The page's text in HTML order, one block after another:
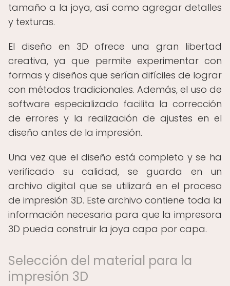
tamaño a la joya, así como agregar detalles
y texturas.
El diseño en 3D ofrece una gran libertad
creativa, ya que permite experimentar con
formas y diseños que serían difíciles de lograr
con métodos tradicionales. Además, el uso de
software especializado facilita la corrección
de errores y la realización de ajustes en el
diseño antes de la impresión.
Una vez que el diseño está completo y se ha
verificado su calidad, se guarda en un
archivo digital que se utilizará en el proceso
de impresión 3D. Este archivo contiene toda la
información necesaria para que la impresora
3D pueda construir la joya capa por capa.
Selección del material para la
impresión 3D